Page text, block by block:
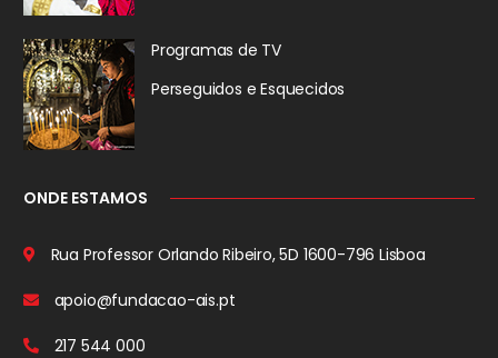
Programas de TV
Perseguidos e Esquecidos
ONDE ESTAMOS
Rua Professor Orlando Ribeiro, 5D 1600-796 Lisboa
apoio@fundacao-ais.pt
217 544 000